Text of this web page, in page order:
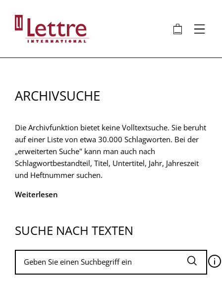
Inhalt
🛍 ⋮
ARCHIVSUCHE
Die Archivfunktion bietet keine Volltextsuche. Sie beruht
auf einer Liste von etwa 30.000 Schlagworten. Bei der
„erweiterten Suche" kann man auch nach
Schlagwortbestandteil, Titel, Untertitel, Jahr, Jahreszeit
und Heftnummer suchen.
Weiterlesen
SUCHE NACH TEXTEN
🛈